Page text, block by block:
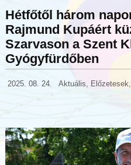
Hétfőtől három
Rajmund Kupáért
Szarvason a Szent
Gyógyfürdőben
2025. 08. 24. Aktuális Előzetesek